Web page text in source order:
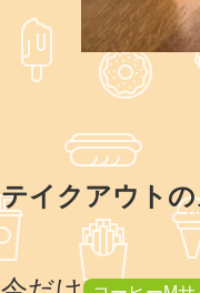
テイクアウト